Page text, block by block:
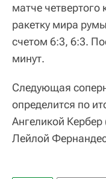
матче четвертого
ракетку мира
счетом 6:3, 6:3.
минут.
Следующая
определится по
Ангеликой
Лейлой